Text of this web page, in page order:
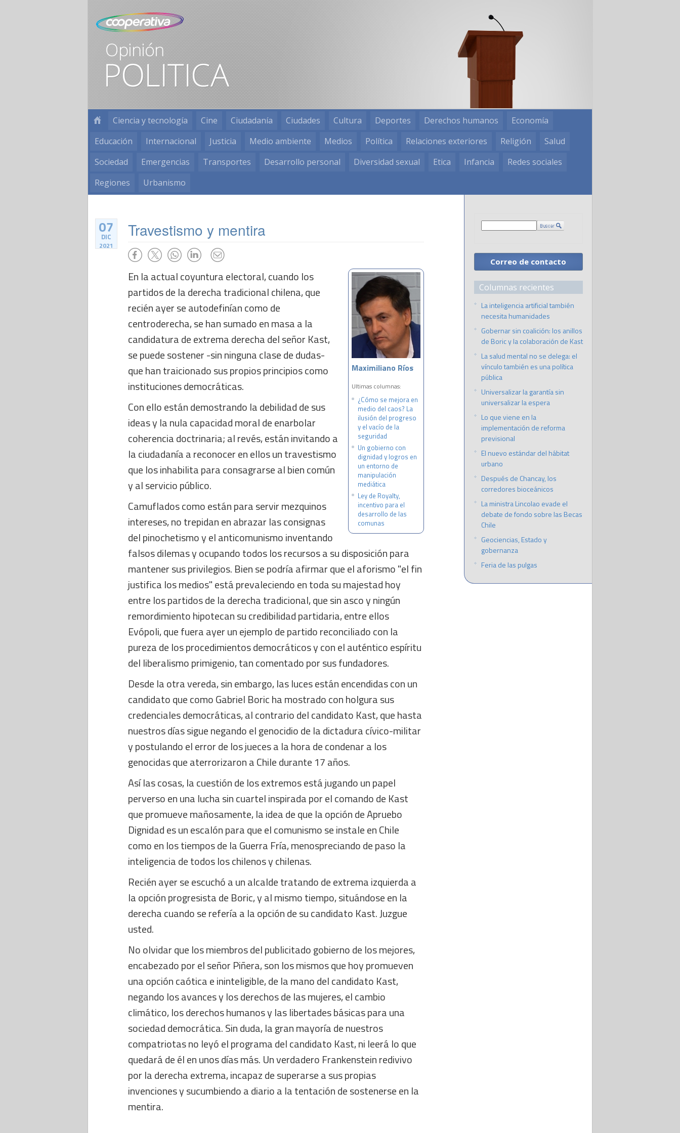
Ciencia y tecnología Cine Ciudadanía Ciudades Cultura Deportes Derechos humanos
Economía
Educación
Internacional Justicia Medio ambiente Medios Política Relaciones exteriores Religión
Salud
Sociedad
Emergencias Transportes Desarrollo personal Diversidad sexual Etica Infancia
Redes sociales
Regiones
Urbanismo
07
DIC
2021
Travestismo y mentira
Maximiliano Ríos
Ultimas columnas:
¿Cómo se mejora en
medio del caos? La
ilusión del progreso
y el vacío de la
seguridad
Un gobierno con
dignidad y logros en
un entorno de
manipulación
mediática
Ley de Royalty,
incentivo para el
desarrollo de las
comunas
En la actual coyuntura electoral, cuando los
partidos de la derecha tradicional chilena, que
recién ayer se autodefinían como de
centroderecha, se han sumado en masa a la
candidatura de extrema derecha del señor Kast,
se puede sostener -sin ninguna clase de dudas-
que han traicionado sus propios principios como
instituciones democráticas.
Con ello están demostrando la debilidad de sus
ideas y la nula capacidad moral de enarbolar
coherencia doctrinaria; al revés, están invitando a
la ciudadanía a reconocer en ellos un travestismo
que los inhabilita para consagrarse al bien común
y al servicio público.
Camuflados como están para servir mezquinos
intereses, no trepidan en abrazar las consignas
del pinochetismo y el anticomunismo inventando
falsos dilemas y ocupando todos los recursos a su disposición para
mantener sus privilegios. Bien se podría afirmar que el aforismo "el fin
justifica los medios" está prevaleciendo en toda su majestad hoy
entre los partidos de la derecha tradicional, que sin asco y ningún
remordimiento hipotecan su credibilidad partidaria, entre ellos
Evópoli, que fuera ayer un ejemplo de partido reconciliado con la
pureza de los procedimientos democráticos y con el auténtico espíritu
del liberalismo primigenio, tan comentado por sus fundadores.
Desde la otra vereda, sin embargo, las luces están encendidas con un
candidato que como Gabriel Boric ha mostrado con holgura sus
credenciales democráticas, al contrario del candidato Kast, que hasta
nuestros días sigue negando el genocidio de la dictadura cívico-militar
y postulando el error de los jueces a la hora de condenar a los
genocidas que aterrorizaron a Chile durante 17 años.
Así las cosas, la cuestión de los extremos está jugando un papel
perverso en una lucha sin cuartel inspirada por el comando de Kast
que promueve mañosamente, la idea de que la opción de Apruebo
Dignidad es un escalón para que el comunismo se instale en Chile
como en los tiempos de la Guerra Fría, menospreciando de paso la
inteligencia de todos los chilenos y chilenas.
Recién ayer se escuchó a un alcalde tratando de extrema izquierda a
la opción progresista de Boric, y al mismo tiempo, situándose en la
derecha cuando se refería a la opción de su candidato Kast. Juzgue
usted.
No olvidar que los miembros del publicitado gobierno de los mejores,
encabezado por el señor Piñera, son los mismos que hoy promueven
una opción caótica e ininteligible, de la mano del candidato Kast,
negando los avances y los derechos de las mujeres, el cambio
climático, los derechos humanos y las libertades básicas para una
sociedad democrática. Sin duda, la gran mayoría de nuestros
compatriotas no leyó el programa del candidato Kast, ni leerá lo que
quedará de él en unos días más. Un verdadero Frankenstein redivivo
por la derecha extrema, incapaz de superarse a sus propias
invenciones y sucumbiendo a diario a la tentación de sostenerse en la
mentira.
Correo de contacto
Columnas recientes
La inteligencia artificial también
necesita humanidades
Gobernar sin coalición: los anillos
de Boric y la colaboración de Kast
La salud mental no se delega: el
vínculo también es una política
pública
Universalizar la garantía sin
universalizar la espera
Lo que viene en la
implementación de reforma
previsional
El nuevo estándar del hábitat
urbano
Después de Chancay, los
corredores bioceánicos
La ministra Lincolao evade el
debate de fondo sobre las Becas
Chile
Geociencias, Estado y
gobernanza
Feria de las pulgas